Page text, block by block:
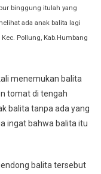
binggung itulah yang
ada anak balita lagi
Pollung, Kab.Humbang
menemukan balita
tomat di tengah
balita tanpa ada yang
ingat bahwa balita itu
balita tersebut